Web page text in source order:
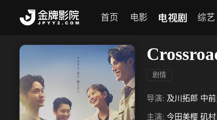
首页 电影 电视剧 综艺
剧情
导演: 及川拓郎 中
主演: 今田美樱 矶